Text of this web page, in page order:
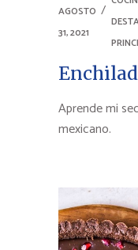
AGOSTO
31, 2021
Aprende mi
mexicano.